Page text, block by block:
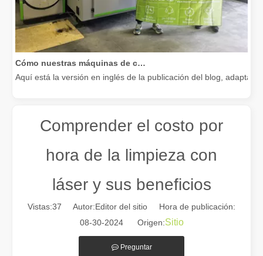
Comprender el costo por
hora de la limpieza con
láser y sus beneficios
Vistas:37 Autor:Editor del sitio Hora de publicación:
08-30-2024 Origen:Sitio
Preguntar